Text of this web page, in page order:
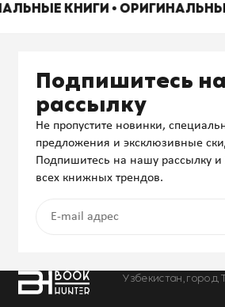
КНИГИ •
Узбекистан, город
Подпишитесь на
рассылку
Не пропустите новинки,
предложения и эксклюзивные
Подпишитесь на нашу рассылку и
всех книжных трендов.